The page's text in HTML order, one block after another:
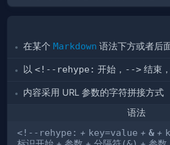
在某个 Markdown 语法下方或者后
以 <!--rehype: 开始， --> 结束
内容采用 URL 参数的字符拼接方式
语法
<!--rehype: + key=value + & +